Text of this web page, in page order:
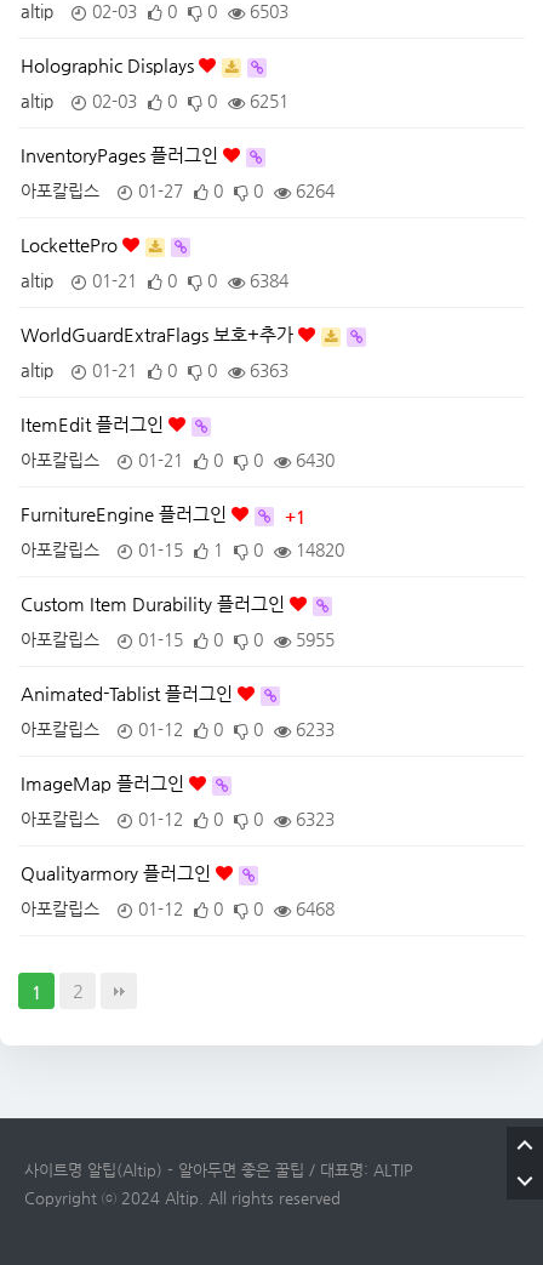
altip 02-03 0 0 6503
Holographic Displays
altip 02-03 0 0 6251
InventoryPages 플러그인
아포칼립스 01-27 0 0 6264
LockettePro
altip 01-21 0 0 6384
WorldGuardExtraFlags 보호+추가
altip 01-21 0 0 6363
ItemEdit 플러그인
아포칼립스 01-21 0 0 6430
FurnitureEngine 플러그인
+1
아포칼립스
01-15 1 0 14820
Custom Item Durability 플러그인
아포칼립스 01-15 0 0 5955
Animated-Tablist 플러그인
아포칼립스 01-12 0 0 6233
ImageMap 플러그인
아포칼립스 01-12 0 0 6323
Qualityarmory 플러그인
아포칼립스 01-12 0 0 6468
1 2
사이트명 알팁(Altip) - 알아두면 좋은 꿀팁 / 대표명: ALTIP
Copyright ⓒ 2024 Altip. All rights reserved